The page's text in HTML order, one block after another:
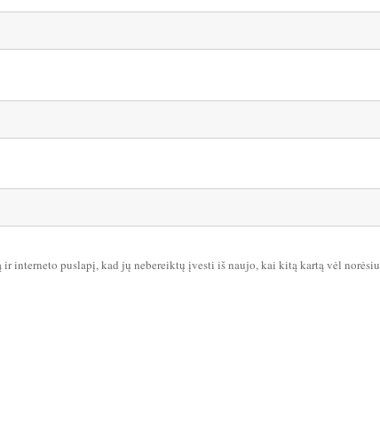
interneto puslapį, kad jų nebereiktų įvesti iš naujo, kai kitą kartą vėl norėsiu